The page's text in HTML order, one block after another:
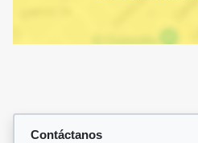
Contáctanos